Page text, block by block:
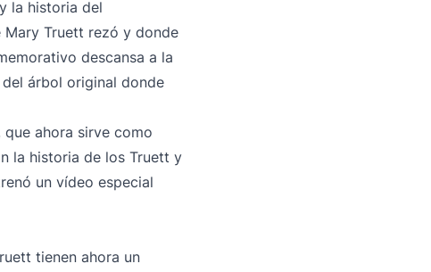
la historia del
Truett rezó y donde
descansa a la
árbol original donde
ahora sirve como
la historia de los Truett y
un vídeo especial
tienen ahora un